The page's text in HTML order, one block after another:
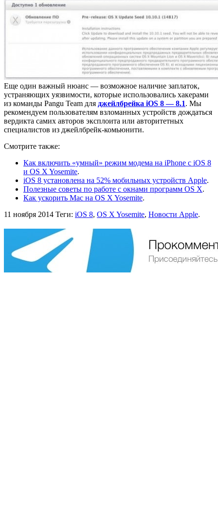
Еще один важный нюанс — возможное наличие заплаток,
устраняющих уязвимости, которые использовались хакерами
из команды Pangu Team для джейлбрейка iOS 8 — 8.1. Мы
рекомендуем пользователям взломанных устройств дождаться
вердикта самих авторов эксплоита или авторитетных
специалистов из джейлбрейк-комьюнити.
Смотрите также:
Как включить «умный» режим модема на iPhone с iOS 8
и OS X Yosemite.
iOS 8 установлена на 52% мобильных устройств Apple.
Полезные советы по работе с окнами программ OS X.
Как ускорить Mac на OS X Yosemite.
11 ноября 2014 Теги: iOS 8, OS X Yosemite, Новости Apple.